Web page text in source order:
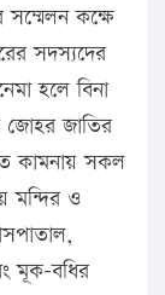
সম্মেলন কক্ষে
সদস্যদের
হলে বিনা
জোহর জাতির
কামনায় সকল
মন্দির ও
মূক-বধির